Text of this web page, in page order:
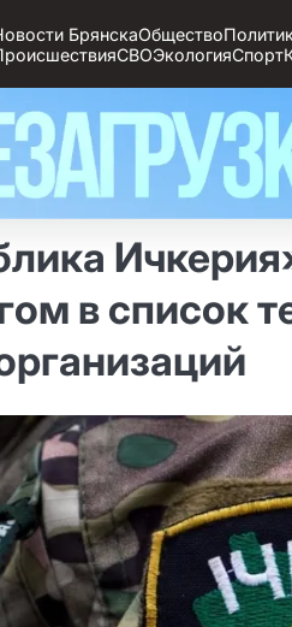
БрянскаОбщество
СВОЭкологияСпорт
в список